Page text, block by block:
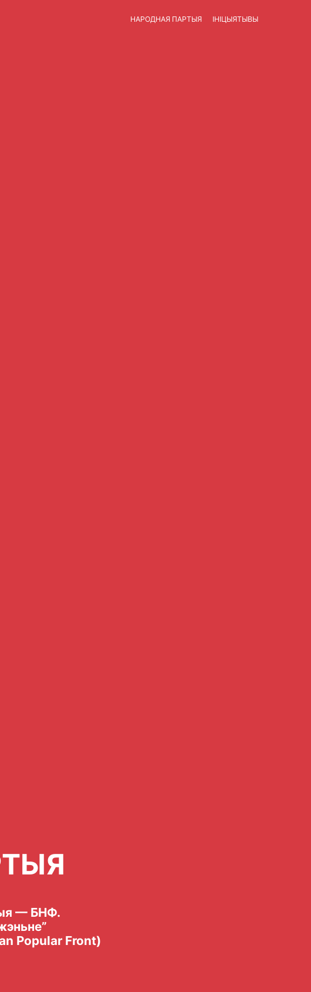
НАРОДНАЯ ПАРТЫЯ ІНІЦЫЯТЫВЫ
— БНФ.
Popular Front)